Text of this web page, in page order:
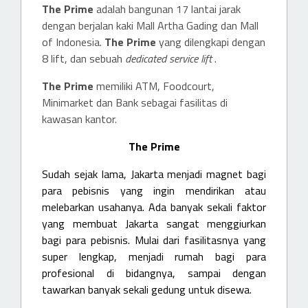
The Prime adalah bangunan 17 lantai jarak
dengan berjalan kaki Mall Artha Gading dan Mall
of Indonesia. The Prime yang dilengkapi dengan
8 lift, dan sebuah dedicated service lift.
The Prime memiliki ATM, Foodcourt,
Minimarket dan Bank sebagai fasilitas di
kawasan kantor.
The Prime
Sudah sejak lama, Jakarta menjadi magnet bagi
para pebisnis yang ingin mendirikan atau
melebarkan usahanya. Ada banyak sekali faktor
yang membuat Jakarta sangat menggiurkan
bagi para pebisnis. Mulai dari fasilitasnya yang
super lengkap, menjadi rumah bagi para
profesional di bidangnya, sampai dengan
tawarkan banyak sekali gedung untuk disewa.